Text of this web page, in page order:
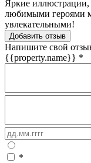
Яркие
любимыми героями
увлекательными!
Добавить отзыв
Напишите свой
{{property.name}} *
*